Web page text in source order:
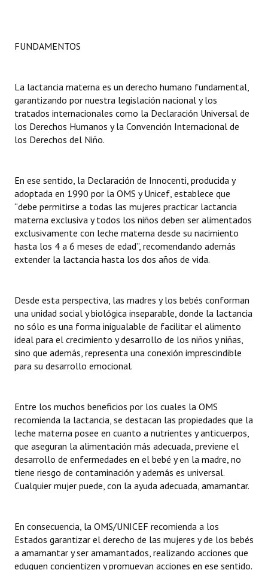
Huéspedes de Honor - Registro
Reconocimientos - Registro
Bariloche, Municipio intercultural
Entrega de distinciones
FUNDAMENTOS
La lactancia materna es un derecho humano fundamental,
garantizando por nuestra legislación nacional y los
tratados internacionales como la Declaración Universal de
los Derechos Humanos y la Convención Internacional de
los Derechos del Niño.
En ese sentido, la Declaración de Innocenti, producida y
adoptada en 1990 por la OMS y Unicef, establece que
“debe permitirse a todas las mujeres practicar lactancia
materna exclusiva y todos los niños deben ser alimentados
exclusivamente con leche materna desde su nacimiento
hasta los 4 a 6 meses de edad”, recomendando además
extender la lactancia hasta los dos años de vida.
Desde esta perspectiva, las madres y los bebés conforman
una unidad social y biológica inseparable, donde la lactancia
no sólo es una forma inigualable de facilitar el alimento
ideal para el crecimiento y desarrollo de los niños y niñas,
sino que además, representa una conexión imprescindible
para su desarrollo emocional.
Entre los muchos beneficios por los cuales la OMS
recomienda la lactancia, se destacan las propiedades que la
leche materna posee en cuanto a nutrientes y anticuerpos,
que aseguran la alimentación más adecuada, previene el
desarrollo de enfermedades en el bebé y en la madre, no
tiene riesgo de contaminación y además es universal.
Cualquier mujer puede, con la ayuda adecuada, amamantar.
En consecuencia, la OMS/UNICEF recomienda a los
Estados garantizar el derecho de las mujeres y de los bebés
a amamantar y ser amamantados, realizando acciones que
eduquen concientizen y promuevan acciones en ese sentido.